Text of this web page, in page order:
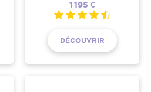
1 195 €
DÉCOUVRIR